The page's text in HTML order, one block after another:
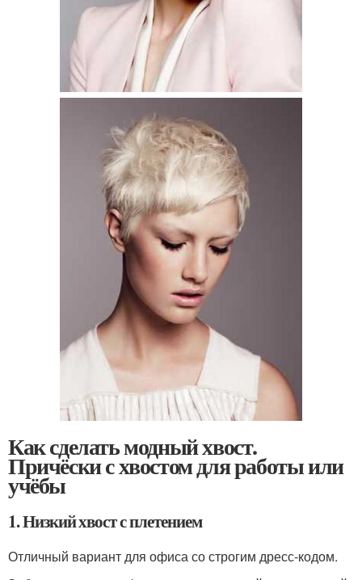
Как сделать модный хвост.
Причёски с хвостом для работы или
учёбы
1. Низкий хвост с плетением
Отличный вариант для офиса со строгим дресс-кодом.